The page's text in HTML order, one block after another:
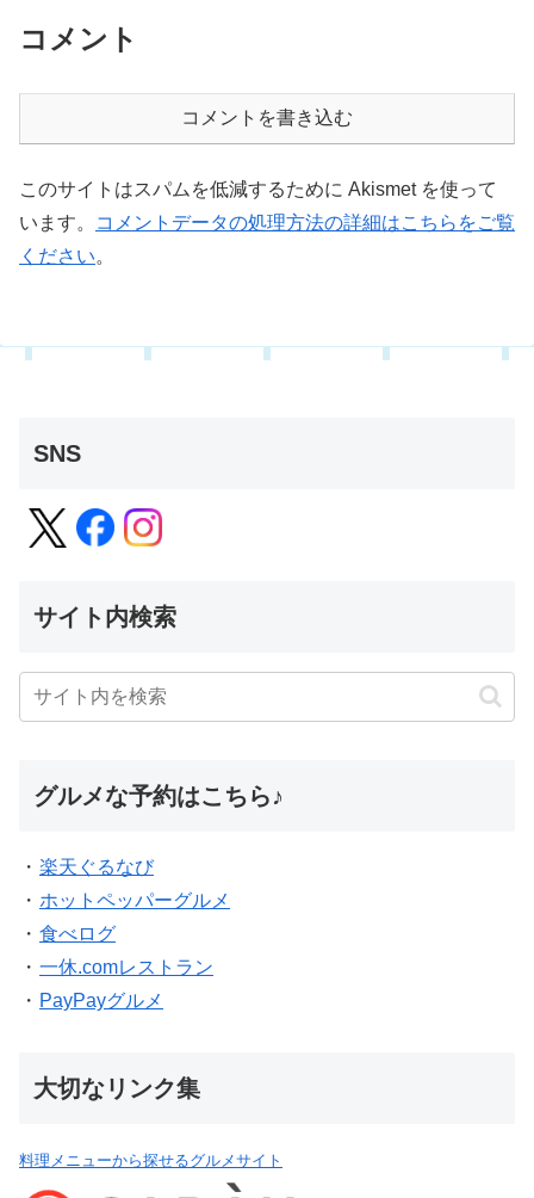
コメント
コメントを書き込む
このサイトはスパムを低減するために Akismet を使って
います。
コメントデータの処理方法の詳細はこちらをご覧
ください。
SNS
サイト内検索
グルメな予約はこちら♪
・ 楽天ぐるなび
・ ホットペッパーグルメ
・ 食べログ
・ 一休.comレストラン
・ PayPayグルメ
大切なリンク集
料理メニューから探せるグルメサイト